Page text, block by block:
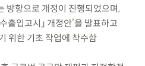
방향으로 개정이 진행되었으며,
출입고시」 개정안’을 발표하고
위한 기초 작업에 착수함